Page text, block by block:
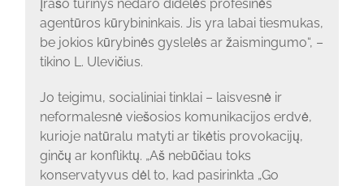
įrašo turinys nedaro didelės profesinės
agentūros kūrybininkais. Jis yra labai tiesmukas,
be jokios kūrybinės gyslelės ar žaismingumo“, –
tikino L. Ulevičius.
Jo teigimu, socialiniai tinklai – laisvesnė ir
neformalesnė viešosios komunikacijos erdvė,
kurioje natūralu matyti ar tikėtis provokacijų,
ginčų ar konfliktų. „Aš nebūčiau toks
konservatyvus dėl to, kad pasirinkta „Go